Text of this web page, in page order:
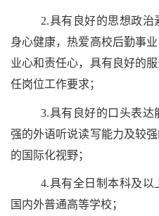
2.具有良好的思想政治
身心健康，热爱高校后勤事
业心和责任心，具有良好的
任岗位工作要求；
3.具有良好的口头表达
强的外语听说读写能力及较
的国际化视野；
4.具有全日制本科及以
国内外普通高等学校；